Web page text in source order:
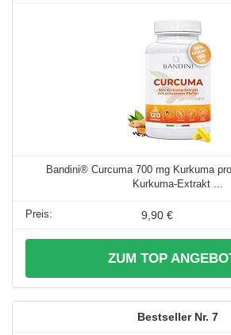
Bandini® Curcuma 700 mg Kurkuma
Kurkuma-Extrakt ...
9,90 €
ZUM TOP
7